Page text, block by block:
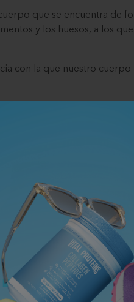
que se encuentra de
y los huesos, a los
con la que nuestro